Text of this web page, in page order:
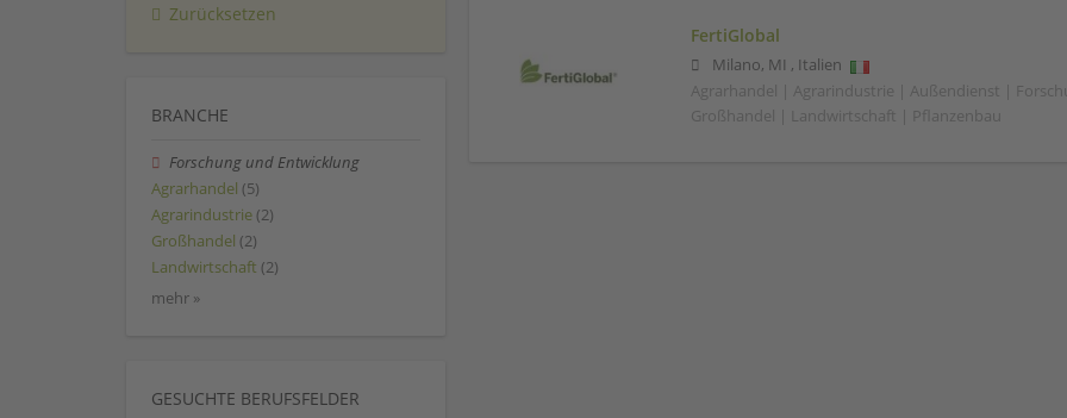
FertiGlobal
Milano, MI , Italien
Agrarhandel | Agrarindustrie | Außendienst |
Großhandel | Landwirtschaft | Pflanzenbau
Zurücksetzen
BRANCHE
Forschung und Entwicklung
Agrarhandel (5)
Agrarindustrie (2)
Großhandel (2)
Landwirtschaft (2)
mehr »
GESUCHTE BERUFSFELDER